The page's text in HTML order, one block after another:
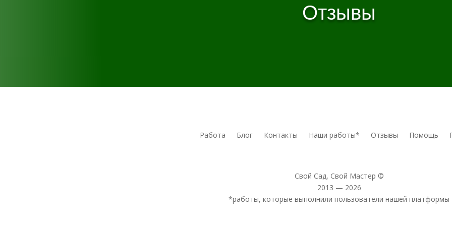
Отзывы
Работа Блог Контакты Наши работы* Отзывы Помощь
Свой Сад, Свой Мастер ©
2013 — 2026
*работы, которые выполнили пользователи нашей платформы